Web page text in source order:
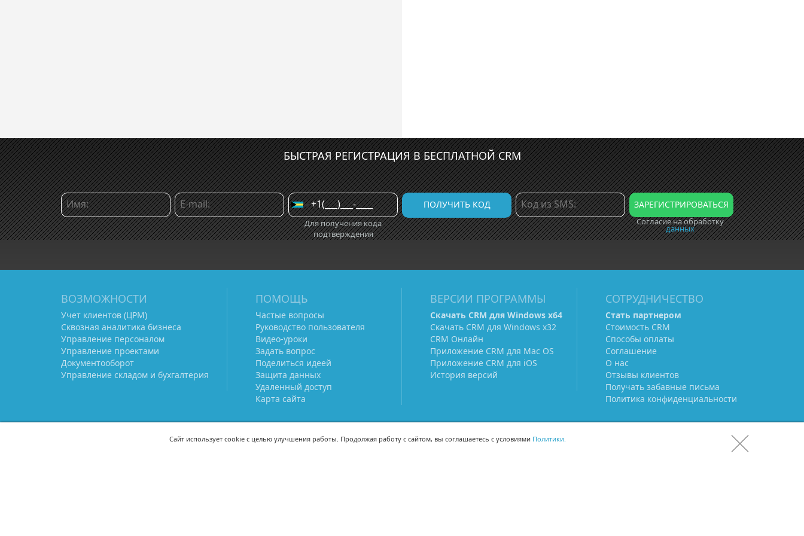
БЫСТРАЯ РЕГИСТРАЦИЯ В БЕСПЛАТНОЙ CRM
Для получения кода
подтверждения
Согласие на обработку
данных
ВОЗМОЖНОСТИ
Учет клиентов (ЦРМ)
Сквозная аналитика бизнеса
Управление персоналом
Управление проектами
Документооборот
Управление складом и бухгалтерия
ПОМОЩЬ
Частые вопросы
Руководство пользователя
Видео-уроки
Задать вопрос
Поделиться идеей
Защита данных
Удаленный доступ
Карта сайта
ВЕРСИИ ПРОГРАММЫ
Скачать CRM для Windows х64
Скачать CRM для Windows х32
CRM Онлайн
Приложение CRM для Mac OS
Приложение CRM для iOS
История версий
СОТРУДНИЧЕСТВО
Стать партнером
Стоимость CRM
Способы оплаты
Соглашение
О нас
Отзывы клиентов
Получать забавные письма
Политика конфиденциальности
Сайт использует cookie с целью улучшения работы. Продолжая работу с сайтом, вы соглашаетесь с условиями Политики.